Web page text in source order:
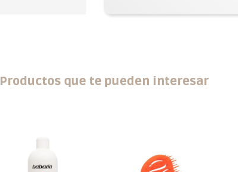
Productos que te pueden interesar